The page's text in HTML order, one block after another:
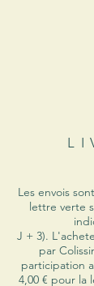
​Les envois
lettre verte
J + 3).
par
participation
4,00 € pour la